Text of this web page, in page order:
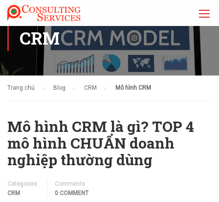
CRM
Trang chủ Blog CRM Mô hình CRM
Mô hình CRM là gì? TOP 4
mô hình CHUẨN doanh
nghiệp thường dùng
Categories
CRM
Comments
0 COMMENT